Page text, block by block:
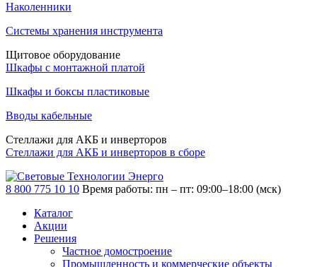
Наколенники
Системы хранения инструмента
Щитовое оборудование
Шкафы с монтажной платой
Шкафы и боксы пластиковые
Вводы кабельные
Стеллажи для АКБ и инверторов
Стеллажи для АКБ и инверторов в сборе
8 800 775 10 10 Время работы: пн – пт: 09:00–18:00 (мск)
Каталог
Акции
Решения
Частное домостроение
Промышленность и коммерческие объекты